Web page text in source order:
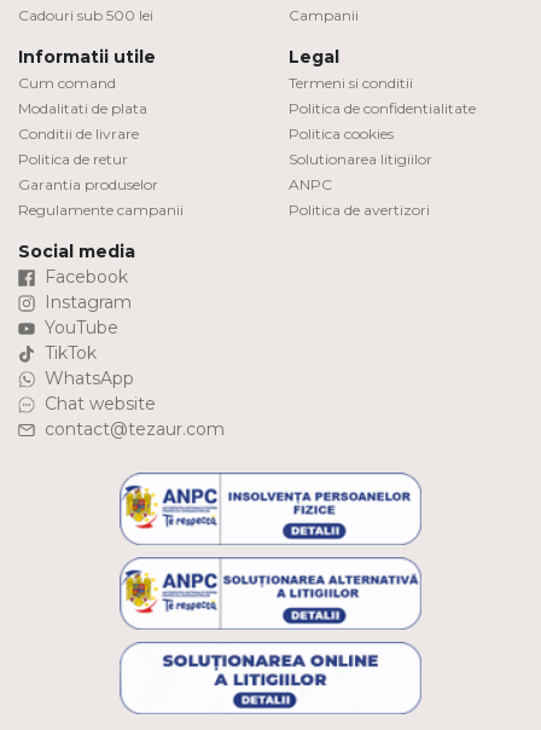
Cadouri sub 500 lei
Campanii
Informatii utile
Cum comand
Modalitati de plata
Conditii de livrare
Politica de retur
Garantia produselor
Regulamente campanii
Legal
Termeni si conditii
Politica de confidentialitate
Politica cookies
Solutionarea litigiilor
ANPC
Politica de avertizori
Social media
Facebook
Instagram
YouTube
TikTok
WhatsApp
Chat website
contact@tezaur.com